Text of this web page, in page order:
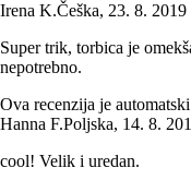
Irena K.Češka, 23. 8. 2019
Super trik, torbica je
nepotrebno.
Ova recenzija je
Hanna F.Poljska, 14. 8.
cool! Velik i uredan.